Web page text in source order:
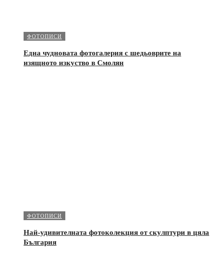
ФОТОПИСИ
Една чудновата фотогалерия с шедьоврите на
изящното изкуство в Смолян
ФОТОПИСИ
Най-удивителната фотоколекция от скулптури в цяла
България